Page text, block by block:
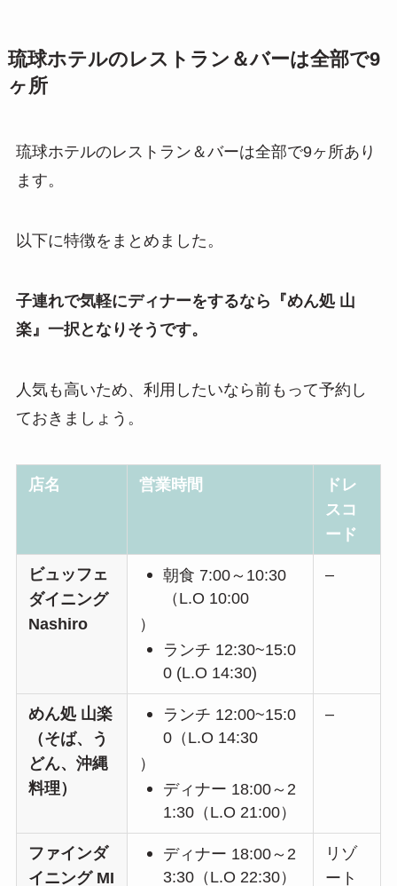
琉球ホテルのレストラン＆バーは全部で9
ヶ所
琉球ホテルのレストラン＆バーは全部で9ヶ所あり
ます。
以下に特徴をまとめました。
子連れで気軽にディナーをするなら『めん処 山
楽』一択となりそうです。
人気も高いため、利用したいなら前もって予約し
ておきましょう。
店名 営業時間
ドレ
スコ
ード
ビュッフェ
ダイニング
Nashiro
朝食 7:00～10:30
（L.O 10:00
）
ランチ 12:30~15:0
0 (L.O 14:30)
–
めん処 山楽
（そば、う
どん、沖縄
料理）
ランチ 12:00~15:0
0（L.O 14:30
）
ディナー 18:00～2
1:30（L.O 21:00）
–
ファインダ
イニング MI
ディナー 18:00～2
3:30（L.O 22:30）
リゾ
ート